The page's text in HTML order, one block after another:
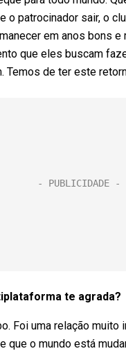
o patrocinador sair, o
em anos bons
que eles buscam
de ter este
te agrada?
Foi uma relação
que o mundo está